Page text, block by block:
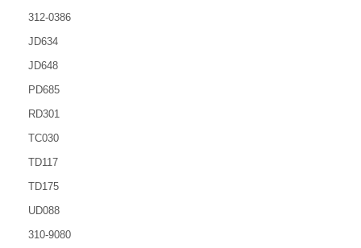
312-0386
JD634
JD648
PD685
RD301
TC030
TD117
TD175
UD088
310-9080